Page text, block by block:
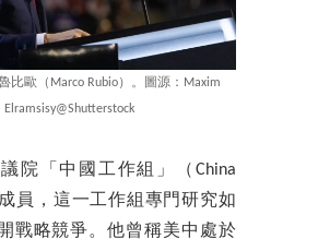
比歐（Marco Rubio）。圖源：Maxim
Elramsisy@Shutterstock
院「中國工作組」（China
成員，這一工作組專門研究如
戰略競爭。他曾稱美中處於